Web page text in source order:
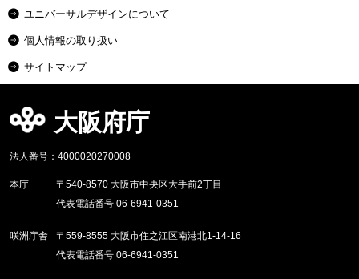
ユニバーサルデザインについて
個人情報の取り扱い
サイトマップ
大阪府庁
法人番号：4000020270008
本庁
〒540-8570 大阪市中央区大手前2丁目
代表電話番号 06-6941-0351
咲洲庁舎
〒559-8555 大阪市住之江区南港北1-14-16
代表電話番号 06-6941-0351